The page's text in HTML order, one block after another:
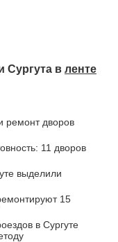
Сургута в ленте
ремонт дворов
11 дворов
выделили
15
в Сургуте